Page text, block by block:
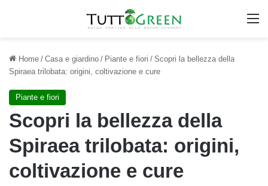
Home / Casa e giardino / Piante e fiori / Scopri la bellezza della
Spiraea trilobata: origini, coltivazione e cure
Piante e fiori
Scopri la bellezza della
Spiraea trilobata: origini,
coltivazione e cure